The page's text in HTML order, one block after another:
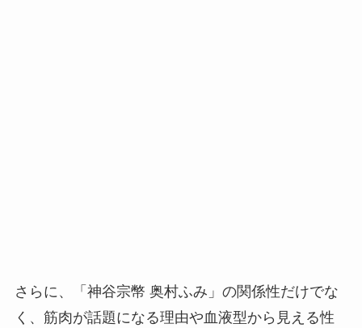
さらに、「神谷宗幣 奥村ふみ」の関係性だけでな
く、筋肉が話題になる理由や血液型から見える性